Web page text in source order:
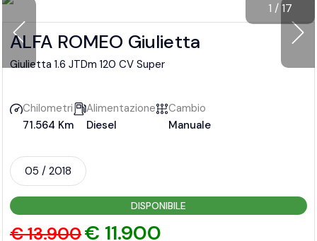
1 /17
ALFA ROMEO Giulietta
Giulietta 1.6 JTDm 120 CV Super
Chilometri
71.564 Km
Alimentazione
Diesel
Cambio
Manuale
05 / 2018
DISPONIBILE
€ 13.900€ 11.900